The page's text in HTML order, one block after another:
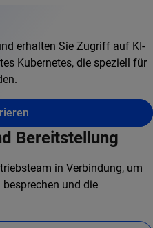
erhalten Sie Zugriff auf KI-
Kubernetes, die speziell für
Bereitstellung
in Verbindung, um
und die